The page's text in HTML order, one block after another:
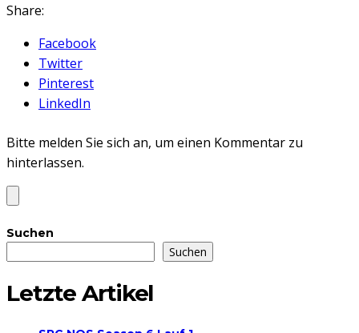
Share:
Facebook
Twitter
Pinterest
LinkedIn
Bitte melden Sie sich an, um einen Kommentar zu
hinterlassen.
Suchen
Suchen
Letzte Artikel